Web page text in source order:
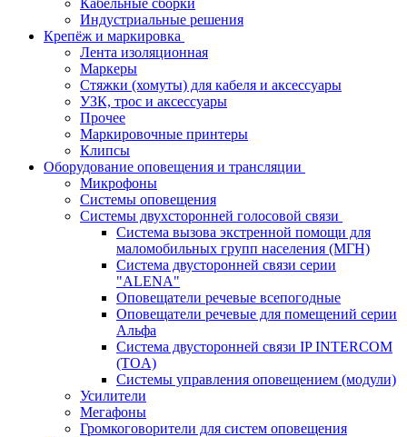
Кабельные сборки
Индустриальные решения
Крепёж и маркировка
Лента изоляционная
Маркеры
Стяжки (хомуты) для кабеля и аксессуары
УЗК, трос и аксессуары
Прочее
Маркировочные принтеры
Клипсы
Оборудование оповещения и трансляции
Микрофоны
Системы оповещения
Системы двухсторонней голосовой связи
Система вызова экстренной помощи для
маломобильных групп населения (МГН)
Система двусторонней связи серии
"ALENA"
Оповещатели речевые всепогодные
Оповещатели речевые для помещений серии
Альфа
Система двусторонней связи IP INTERCOM
(TOA)
Системы управления оповещением (модули)
Усилители
Мегафоны
Громкоговорители для систем оповещения